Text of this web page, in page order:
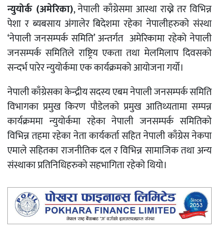
न्युयोर्क (अमेरिका), नेपाली काँग्रेसमा आस्था राख्ने तर विभिन्न
पेशा र ब्यबसाय अंगालेर बिदेशमा रहेका नेपालीहरुको संस्था
‘नेपाली जनसम्पर्क समिति’ अन्तर्गत अमेरिकामा रहेको नेपाली
जनसम्पर्क समितिले राष्ट्रिय एकता तथा मेलमिलाप दिवसको
सन्दर्भ पारेर न्युयोर्कमा एक कार्यक्रमको आयोजना गर्यो।
नेपाली काँग्रेसका केन्द्रीय सदस्य एबम नेपाली जनसम्पर्क समिति
विभागका प्रमुख किरण पौडेलको प्रमुख आतिथ्यतामा सम्पन्न
कार्यक्रममा न्युयोर्कमा रहेका नेपाली जनसम्पर्क समितिको
विभिन्न तहमा रहेका नेता कार्यकर्ता सहित नेपाली काँग्रेस नेकपा
एमाले सहितका राजनीतिक दल र विभिन्न सामाजिक तथा अन्य
संस्थाका प्रतिनिधिहरुको सहभागिता रहेको थियो।